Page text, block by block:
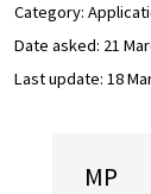
Category:
Date asked: 21
Last update: 18
MP